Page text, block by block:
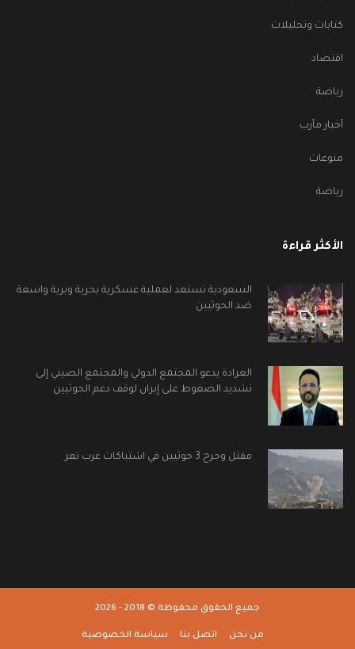
كتابات وتحليلات
اقتصاد
رياضة
أخبار مأرب
منوعات
رياضة
الأكثر قراءة
السعودية تستعد لعملية عسكرية بحرية وبرية واسعة
ضد الحوثيين
العرادة يدعو المجتمع الدولي والمجتمع الصيني إلى
تشديد الضغوط على إيران لوقف دعم الحوثيين
مقتل وجرح 3 حوثيين في اشتباكات غرب تعز
جميع الحقوق محفوظة © 2018 - 2026
من نحن اتصل بنا سياسة الخصوصية